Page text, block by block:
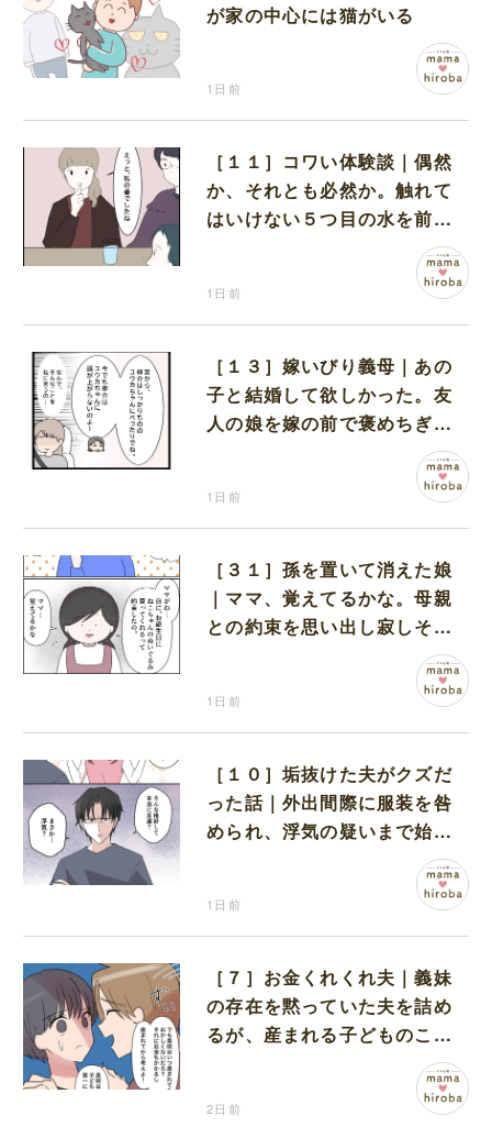
が家の中心には猫がいる
1日前
［１１］コワい体験談｜偶然
か、それとも必然か。触れて
はいけない５つ目の水を前に
1日前
［１３］嫁いびり義母｜あの
子と結婚して欲しかった。友
人の娘を嫁の前で褒めちぎる
1日前
［３１］孫を置いて消えた娘
｜ママ、覚えてるかな。母親
との約束を思い出し寂しそう
1日前
［１０］垢抜けた夫がクズだ
った話｜外出間際に服装を咎
められ、浮気の疑いまで始め
1日前
［７］お金くれくれ夫｜義妹
の存在を黙っていた夫を詰め
るが、産まれる子どものこと
を第一に考えてと流される
2日前